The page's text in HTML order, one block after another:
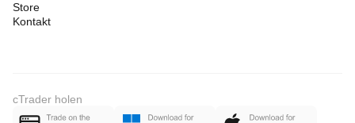
Store
Kontakt
cTrader holen